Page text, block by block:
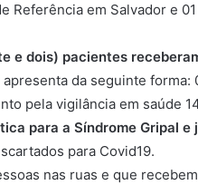
Referência em Salvador e
e dois) pacientes
da seguinte
pela vigilância em saúde
para a Síndrome Gripal e
para Covid19.
nas ruas e que